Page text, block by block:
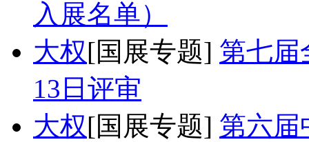
入展名单）
大权[国展专题] 第七届
13日评审
大权[国展专题] 第六届